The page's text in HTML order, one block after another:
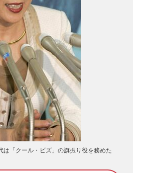
は「クール・ビズ」の旗振り役を務めた